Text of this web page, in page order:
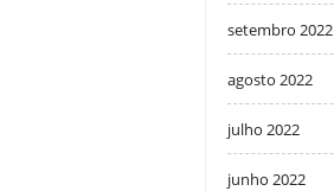
setembro 2022
agosto 2022
julho 2022
junho 2022